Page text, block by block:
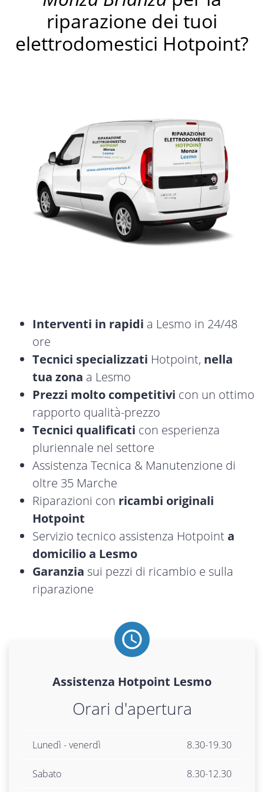
riparazione dei tuoi
elettrodomestici Hotpoint?
Interventi in rapidi a Lesmo in 24/48
ore
Tecnici specializzati Hotpoint, nella
tua zona a Lesmo
Prezzi molto competitivi con un ottimo
rapporto qualità-prezzo
Tecnici qualificati con esperienza
pluriennale nel settore
Assistenza Tecnica & Manutenzione di
oltre 35 Marche
Riparazioni con ricambi originali
Hotpoint
Servizio tecnico assistenza Hotpointa
domicilio a Lesmo
Garanzia sui pezzi di ricambio e sulla
riparazione
Assistenza Hotpoint Lesmo
Orari d'apertura
Lunedì - venerdì 8.30-19.30
Sabato 8.30-12.30